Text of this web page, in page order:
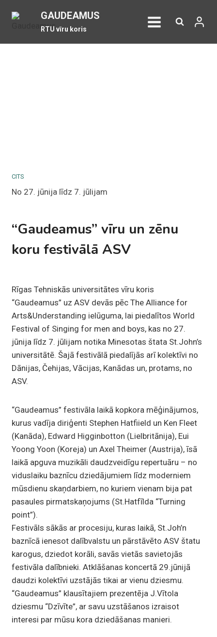
GAUDEAMUS
RTU vīru koris
CITS
No 27. jūnija līdz 7. jūlijam
“Gaudeamus” vīru un zēnu
koru festivālā ASV
Rīgas Tehniskās universitātes vīru koris
“Gaudeamus” uz ASV devās pēc The Alliance for
Arts&Understanding ielūguma, lai piedalītos World
Festival of Singing for men and boys, kas no 27.
jūnija līdz 7. jūlijam notika Minesotas štata St.John’s
universitātē. Šajā festivālā piedalījās arī kolektīvi no
Dānijas, Čehijas, Vācijas, Kanādas un, protams, no
ASV.
“Gaudeamus” festivāla laikā kopkora mēģinājumos,
kurus vadīja diriģenti Stephen Hatfiield un Ken Fleet
(Kanāda), Edward Higginbotton (Lielbritānija), Eui
Yoong Yoon (Koreja) un Axel Theimer (Austrija), īsā
laikā apguva muzikāli daudzveidīgu repertuāru – no
viduslaiku baznīcu dziedājumiem līdz moderniem
mūsdienu skaņdarbiem, no kuriem vienam bija pat
pasaules pirmatskaņojums (St.Hatfīlda “Turning
point”).
Festivāls sākās ar procesiju, kuras laikā, St.Joh’n
baznīcā ienesot dalībvalstu un pārstāvēto ASV štatu
karogus, dziedot korāli, savās vietās savietojās
festivāla dalībnieki. Atklāšanas koncertā 29.jūnijā
daudzi kolektīvi uzstājās tikai ar vienu dziesmu.
“Gaudeamus” klausītajiem prezentēja J.Vītola
dziesmu “Dzīvīte”, ar savu uzstāšanos izraisot
interesi par mūsu kora dziedāšanas manieri.